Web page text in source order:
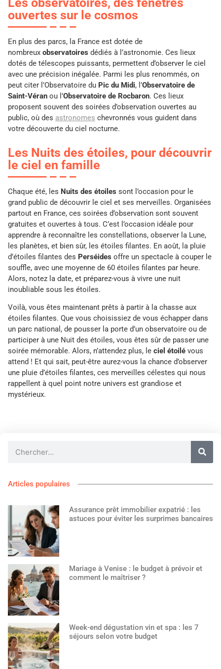
ouvertes sur le cosmos
En plus des parcs, la France est dotée de
nombreux observatoires dédiés à l’astronomie. Ces lieux
dotés de télescopes puissants, permettent d’observer le ciel
avec une précision inégalée. Parmi les plus renommés, on
peut citer l’Observatoire du Pic du Midi, l’Observatoire de
Saint-Véran ou l’Observatoire de Rocbaron. Ces lieux
proposent souvent des soirées d’observation ouvertes au
public, où des astronomes chevronnés vous guident dans
votre découverte du ciel nocturne.
Les Nuits des étoiles, pour découvrir
le ciel en famille
Chaque été, les Nuits des étoiles sont l’occasion pour le
grand public de découvrir le ciel et ses merveilles. Organisées
partout en France, ces soirées d’observation sont souvent
gratuites et ouvertes à tous. C’est l’occasion idéale pour
apprendre à reconnaître les constellations, observer la Lune,
les planètes, et bien sûr, les étoiles filantes. En août, la pluie
d’étoiles filantes des Perséides offre un spectacle à couper le
souffle, avec une moyenne de 60 étoiles filantes par heure.
Alors, notez la date, et préparez-vous à vivre une nuit
inoubliable sous les étoiles.
Voilà, vous êtes maintenant prêts à partir à la chasse aux
étoiles filantes. Que vous choisissiez de vous échapper dans
un parc national, de pousser la porte d’un observatoire ou de
participer à une Nuit des étoiles, vous êtes sûr de passer une
soirée mémorable. Alors, n’attendez plus, le ciel étoilé vous
attend ! Et qui sait, peut-être aurez-vous la chance d’observer
une pluie d’étoiles filantes, ces merveilles célestes qui nous
rappellent à quel point notre univers est grandiose et
mystérieux.
Articles populaires
Assurance prêt immobilier expatrié : les
astuces pour éviter les surprimes bancaires
Mariage à Venise : le budget à prévoir et
comment le maîtriser ?
Week-end dégustation vin et spa : les 7
séjours selon votre budget